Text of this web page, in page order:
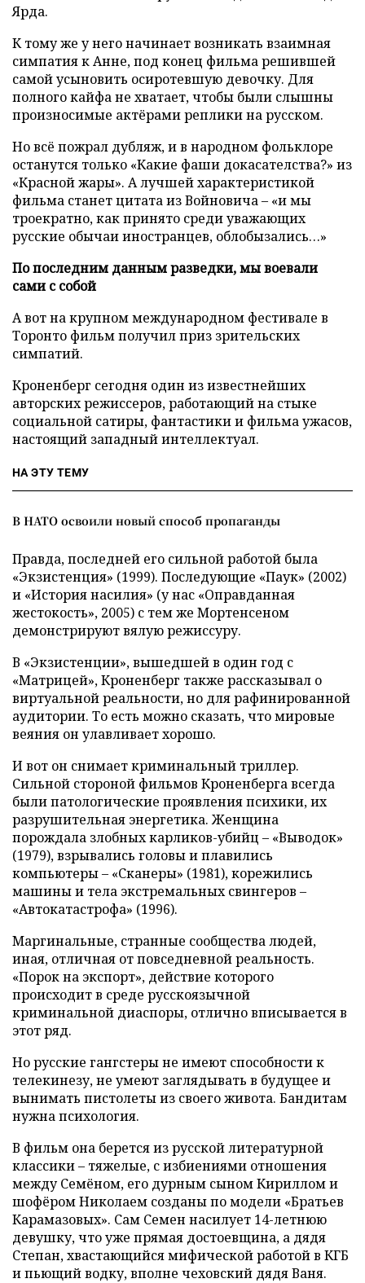
Ярда.
К тому же у него начинает возникать взаимная
симпатия к Анне, под конец фильма решившей
самой усыновить осиротевшую девочку. Для
полного кайфа не хватает, чтобы были слышны
произносимые актёрами реплики на русском.
Но всё пожрал дубляж, и в народном фольклоре
останутся только «Какие фаши докасателства?» из
«Красной жары». А лучшей характеристикой
фильма станет цитата из Войновича – «и мы
троекратно, как принято среди уважающих
русские обычаи иностранцев, облобызались…»
По последним данным разведки, мы воевали
сами с собой
А вот на крупном международном фестивале в
Торонто фильм получил приз зрительских
симпатий.
Кроненберг сегодня один из известнейших
авторских режиссеров, работающий на стыке
социальной сатиры, фантастики и фильма ужасов,
настоящий западный интеллектуал.
НА ЭТУ ТЕМУ
В НАТО освоили новый способ пропаганды
Правда, последней его сильной работой была
«Экзистенция» (1999). Последующие «Паук» (2002)
и «История насилия» (у нас «Оправданная
жестокость», 2005) с тем же Мортенсеном
демонстрируют вялую режиссуру.
В «Экзистенции», вышедшей в один год с
«Матрицей», Кроненберг также рассказывал о
виртуальной реальности, но для рафинированной
аудитории. То есть можно сказать, что мировые
веяния он улавливает хорошо.
И вот он снимает криминальный триллер.
Сильной стороной фильмов Кроненберга всегда
были патологические проявления психики, их
разрушительная энергетика. Женщина
порождала злобных карликов-убийц – «Выводок»
(1979), взрывались головы и плавились
компьютеры – «Сканеры» (1981), корежились
машины и тела экстремальных свингеров –
«Автокатастрофа» (1996).
Маргинальные, странные сообщества людей,
иная, отличная от повседневной реальность.
«Порок на экспорт», действие которого
происходит в среде русскоязычной
криминальной диаспоры, отлично вписывается в
этот ряд.
Но русские гангстеры не имеют способности к
телекинезу, не умеют заглядывать в будущее и
вынимать пистолеты из своего живота. Бандитам
нужна психология.
В фильм она берется из русской литературной
классики – тяжелые, с избиениями отношения
между Семёном, его дурным сыном Кириллом и
шофёром Николаем созданы по модели «Братьев
Карамазовых». Сам Семен насилует 14-летнюю
девушку, что уже прямая достоевщина, а дядя
Степан, хвастающийся мифической работой в КГБ
и пьющий водку, вполне чеховский дядя Ваня.